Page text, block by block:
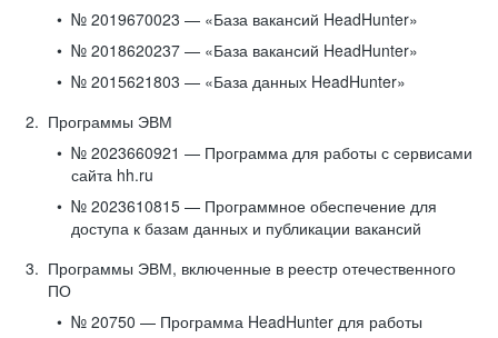
№ 2019670023 — «База вакансий HeadHunter»
№ 2018620237 — «База вакансий HeadHunter»
№ 2015621803 — «База данных HeadHunter»
Программы ЭВМ
№ 2023660921 — Программа для работы с сервисами
сайта hh.ru
№ 2023610815 — Программное обеспечение для
доступа к базам данных и публикации вакансий
Программы ЭВМ, включенные в реестр отечественного
ПО
№ 20750 — Программа HeadHunter для работы